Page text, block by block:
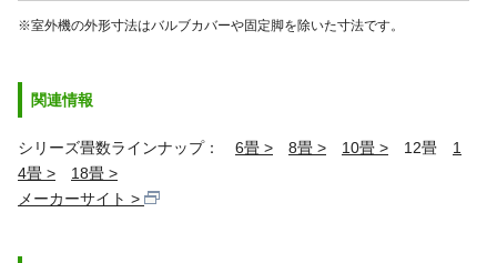
※室外機の外形寸法はバルブカバーや固定脚を除いた寸法です。
関連情報
シリーズ畳数ラインナップ： 6畳 8畳 10畳 12畳 1
4畳
18畳
メーカーサイト